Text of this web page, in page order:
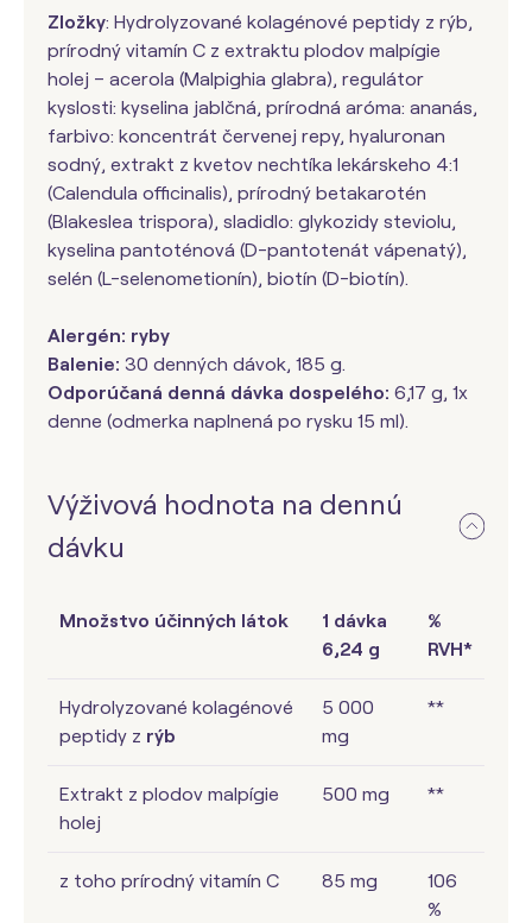
Zložky: Hydrolyzované kolagénové peptidy z rýb,
prírodný vitamín C z extraktu plodov malpígie
holej – acerola (Malpighia glabra), regulátor
kyslosti: kyselina jablčná, prírodná aróma: ananás,
farbivo: koncentrát červenej repy, hyaluronan
sodný, extrakt z kvetov nechtíka lekárskeho 4:1
(Calendula officinalis), prírodný betakarotén
(Blakeslea trispora), sladidlo: glykozidy steviolu,
kyselina pantoténová (D-pantotenát vápenatý),
selén (L-selenometionín), biotín (D-biotín).
Alergén: ryby
Balenie: 30 denných dávok, 185 g.
Odporúčaná denná dávka dospelého: 6,17 g, 1x
denne (odmerka naplnená po rysku 15 ml).
Výživová hodnota na dennú
dávku
Množstvo účinných látok
1 dávka
6,24 g
%
RVH*
Hydrolyzované kolagénové
peptidy z rýb
5 000
mg
**
Extrakt z plodov malpígie
holej
500 mg **
z toho prírodný vitamín C 85 mg
106
%